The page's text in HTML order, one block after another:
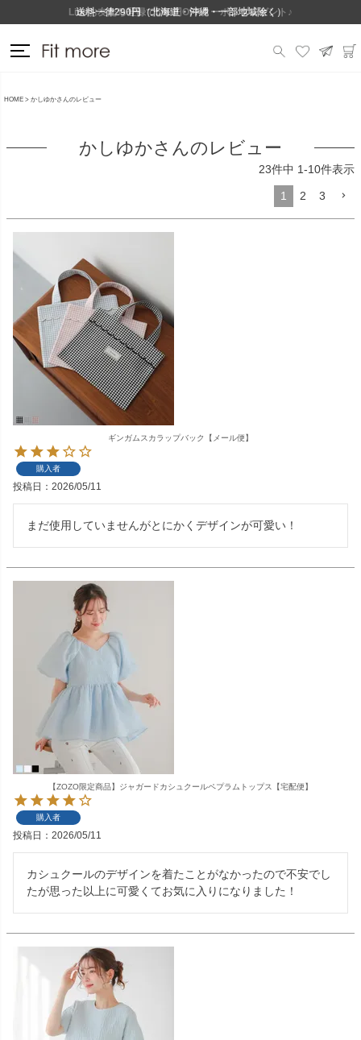
Lineお友だち登録で500円OFFクーポンプレゼント♪
送料一律290円（北海道・沖縄・一部地域除く）
HOME かしゆかさんのレビュー
かしゆかさんのレビュー
23件中 1-10件表示
1 2 3
ギンガムスカラップバック【メール便】
購入者
投稿日 2026/05/11
まだ使用していませんがとにかくデザインが可愛い！
【ZOZO限定商品】ジャガードカシュクールペプラムトップス【宅配便】
購入者
投稿日 2026/05/11
カシュクールのデザインを着たことがなかったので不安でし
たが思った以上に可愛くてお気に入りになりました！